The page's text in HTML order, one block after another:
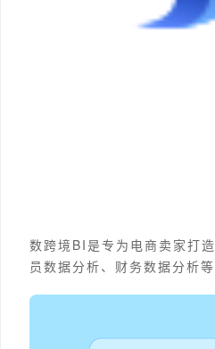
数跨境BI是专为电商卖家打
员数据分析、财务数据分析